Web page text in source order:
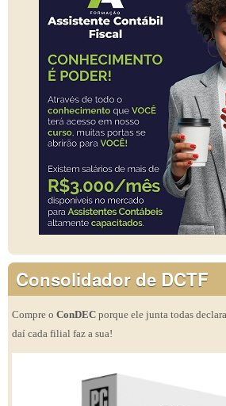
Consolidador de DCTF
Compre o ConDEC porque ele junta todas
daí cada filial faz a sua!